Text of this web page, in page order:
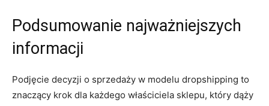
Podsumowanie najważniejszych
informacji
Podjęcie decyzji o sprzedaży w modelu dropshipping to
znaczący krok dla każdego właściciela sklepu, który dąży